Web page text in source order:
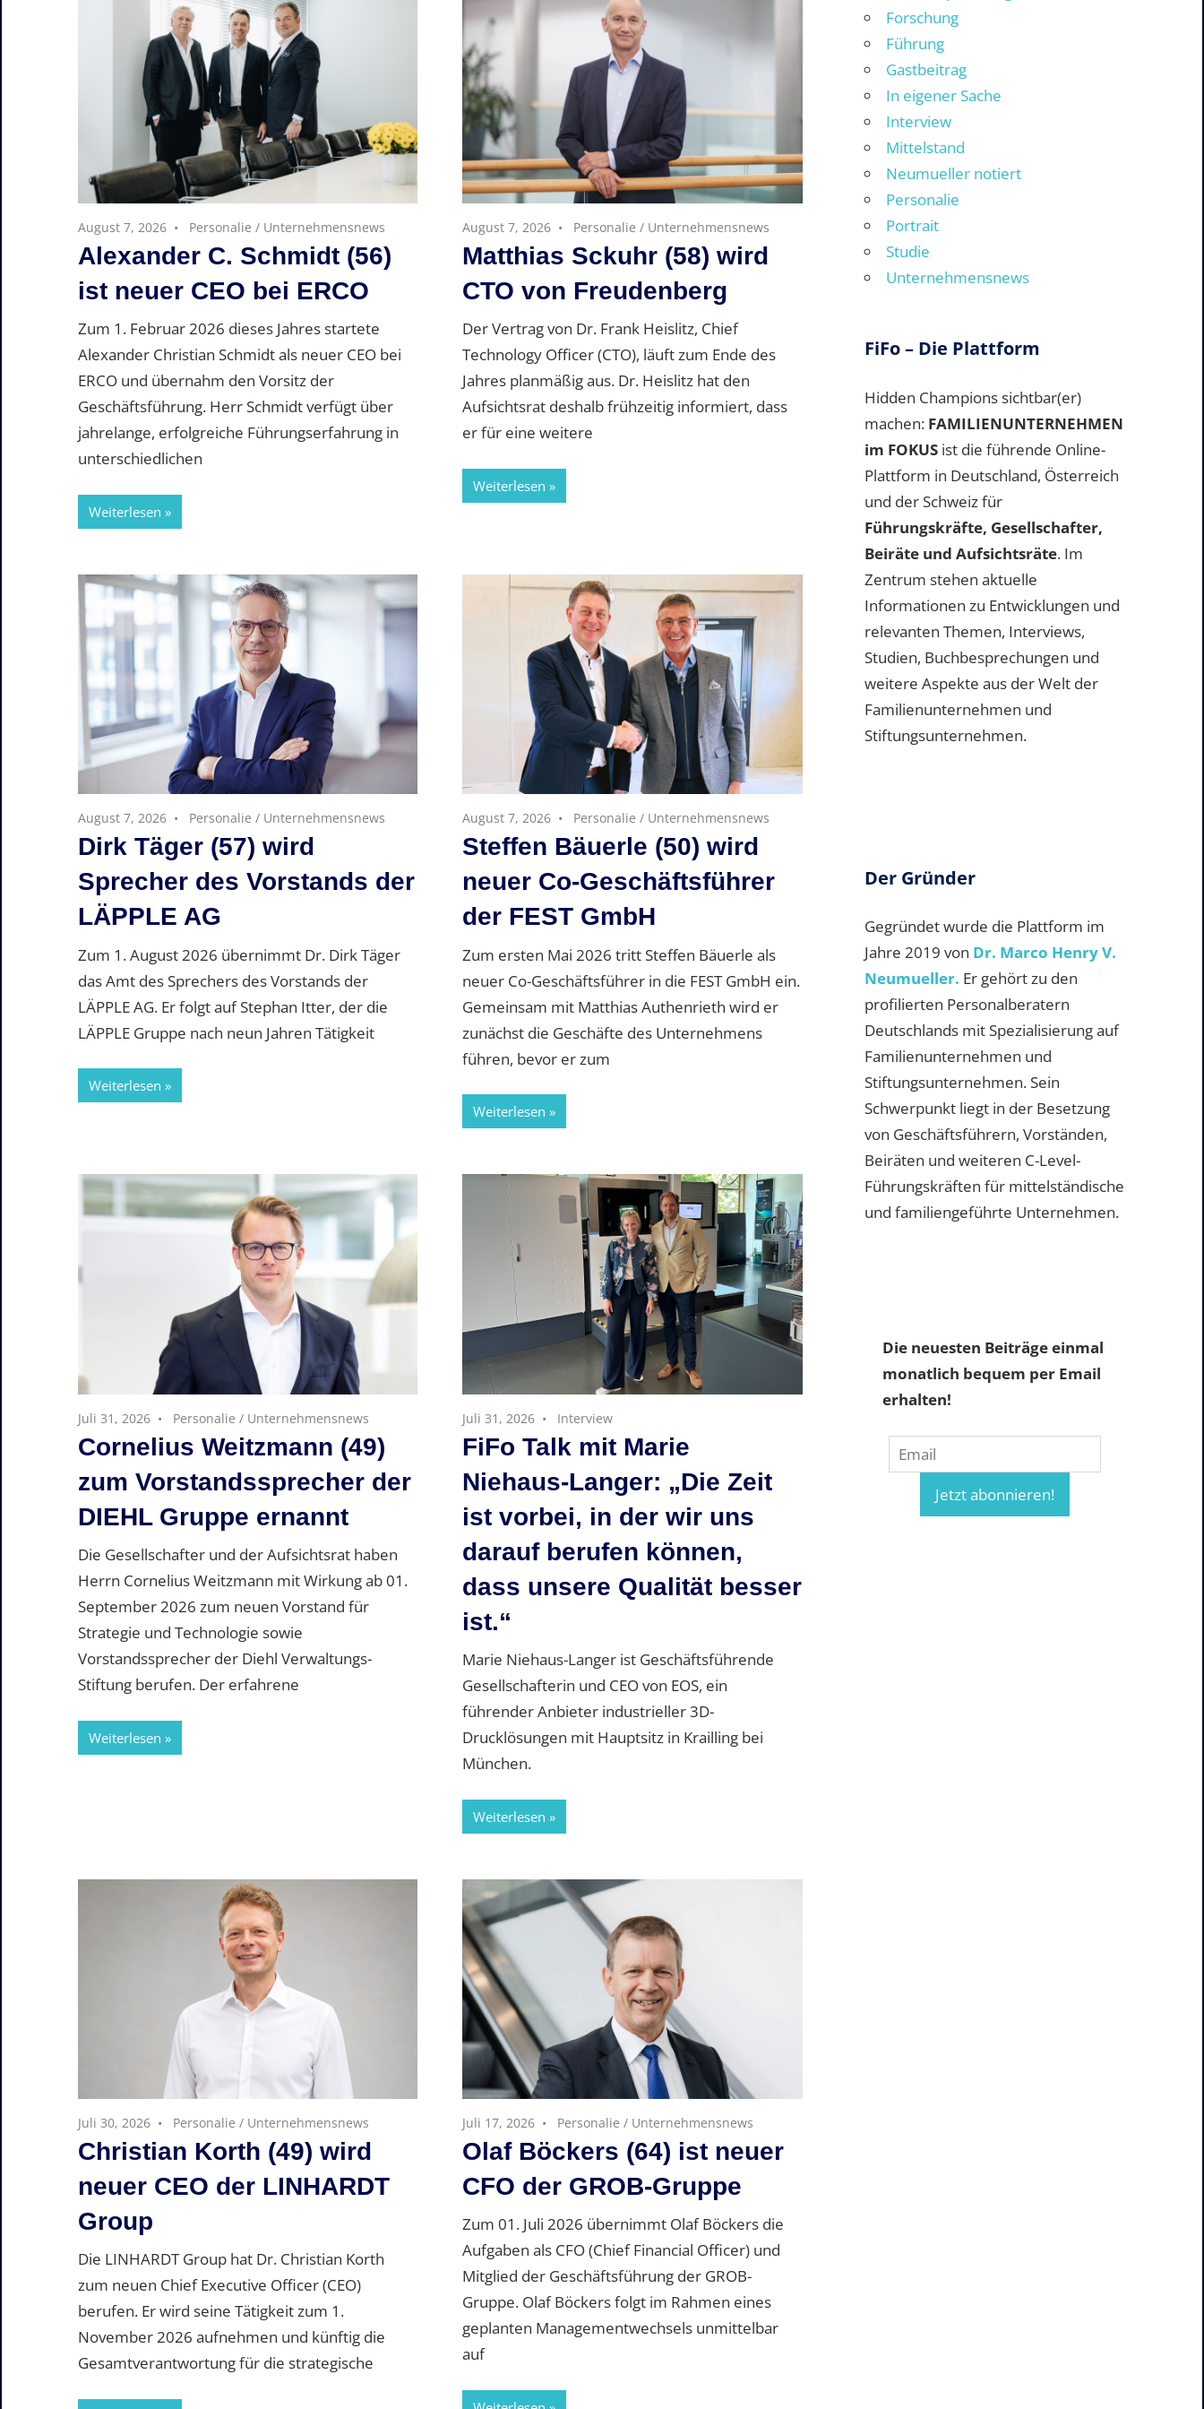
August 7, 2026 Personalie / Unternehmensnews
Alexander C. Schmidt (56)
ist neuer CEO bei ERCO
Zum 1. Februar 2026 dieses Jahres startete
Alexander Christian Schmidt als neuer CEO bei
ERCO und übernahm den Vorsitz der
Geschäftsführung. Herr Schmidt verfügt über
jahrelange, erfolgreiche Führungserfahrung in
unterschiedlichen
Weiterlesen
August 7, 2026 Personalie / Unternehmensnews
Matthias Sckuhr (58) wird
CTO von Freudenberg
Der Vertrag von Dr. Frank Heislitz, Chief
Technology Officer (CTO), läuft zum Ende des
Jahres planmäßig aus. Dr. Heislitz hat den
Aufsichtsrat deshalb frühzeitig informiert, dass
er für eine weitere
Weiterlesen
August 7, 2026 Personalie / Unternehmensnews
Dirk Täger (57) wird
Sprecher des Vorstands der
LÄPPLE AG
Zum 1. August 2026 übernimmt Dr. Dirk Täger
das Amt des Sprechers des Vorstands der
LÄPPLE AG. Er folgt auf Stephan Itter, der die
LÄPPLE Gruppe nach neun Jahren Tätigkeit
Weiterlesen
August 7, 2026 Personalie / Unternehmensnews
Steffen Bäuerle (50) wird
neuer Co-Geschäftsführer
der FEST GmbH
Zum ersten Mai 2026 tritt Steffen Bäuerle als
neuer Co-Geschäftsführer in die FEST GmbH ein.
Gemeinsam mit Matthias Authenrieth wird er
zunächst die Geschäfte des Unternehmens
führen, bevor er zum
Weiterlesen
Juli 31, 2026 Personalie / Unternehmensnews
Cornelius Weitzmann (49)
zum Vorstandssprecher der
DIEHL Gruppe ernannt
Die Gesellschafter und der Aufsichtsrat haben
Herrn Cornelius Weitzmann mit Wirkung ab 01.
September 2026 zum neuen Vorstand für
Strategie und Technologie sowie
Vorstandssprecher der Diehl Verwaltungs-
Stiftung berufen. Der erfahrene
Weiterlesen
Juli 31, 2026 Interview
FiFo Talk mit Marie
Niehaus-Langer: „Die Zeit
ist vorbei, in der wir uns
darauf berufen können,
dass unsere Qualität besser
ist.“
Marie Niehaus-Langer ist Geschäftsführende
Gesellschafterin und CEO von EOS, ein
führender Anbieter industrieller 3D-
Drucklösungen mit Hauptsitz in Krailling bei
München.
Weiterlesen
Juli 30, 2026 Personalie / Unternehmensnews
Christian Korth (49) wird
neuer CEO der LINHARDT
Group
Die LINHARDT Group hat Dr. Christian Korth
zum neuen Chief Executive Officer (CEO)
berufen. Er wird seine Tätigkeit zum 1.
November 2026 aufnehmen und künftig die
Gesamtverantwortung für die strategische
Juli 17, 2026 Personalie / Unternehmensnews
Olaf Böckers (64) ist neuer
CFO der GROB-Gruppe
Zum 01. Juli 2026 übernimmt Olaf Böckers die
Aufgaben als CFO (Chief Financial Officer) und
Mitglied der Geschäftsführung der GROB-
Gruppe. Olaf Böckers folgt im Rahmen eines
geplanten Managementwechsels unmittelbar
auf
Forschung
Führung
Gastbeitrag
In eigener Sache
Interview
Mittelstand
Neumueller notiert
Personalie
Portrait
Studie
Unternehmensnews
FiFo – Die Plattform
Hidden Champions sichtbar(er)
machen: FAMILIENUNTERNEHMEN
im FOKUS ist die führende Online-
Plattform in Deutschland, Österreich
und der Schweiz für
Führungskräfte, Gesellschafter,
Beiräte und Aufsichtsräte. Im
Zentrum stehen aktuelle
Informationen zu Entwicklungen und
relevanten Themen, Interviews,
Studien, Buchbesprechungen und
weitere Aspekte aus der Welt der
Familienunternehmen und
Stiftungsunternehmen.
Der Gründer
Gegründet wurde die Plattform im
Jahre 2019 von Dr. Marco Henry V.
Neumueller. Er gehört zu den
profilierten Personalberatern
Deutschlands mit Spezialisierung auf
Familienunternehmen und
Stiftungsunternehmen. Sein
Schwerpunkt liegt in der Besetzung
von Geschäftsführern, Vorständen,
Beiräten und weiteren C-Level-
Führungskräften für mittelständische
und familiengeführte Unternehmen.
Die neuesten Beiträge einmal
monatlich bequem per Email
erhalten!